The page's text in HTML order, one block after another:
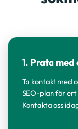
1. Prata med
Ta kontakt med
SEO-plan för ert
Kontakta oss